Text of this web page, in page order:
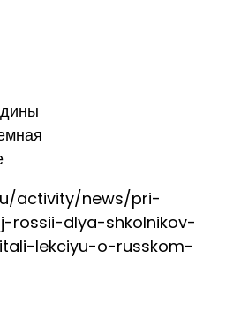
activity/news/pri-
rossii-dlya-shkolnikov-
lekciyu-o-russkom-